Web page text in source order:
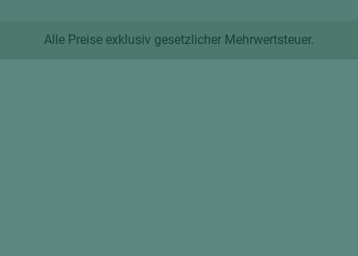
Alle Preise exklusiv gesetzlicher Mehrwertsteuer.